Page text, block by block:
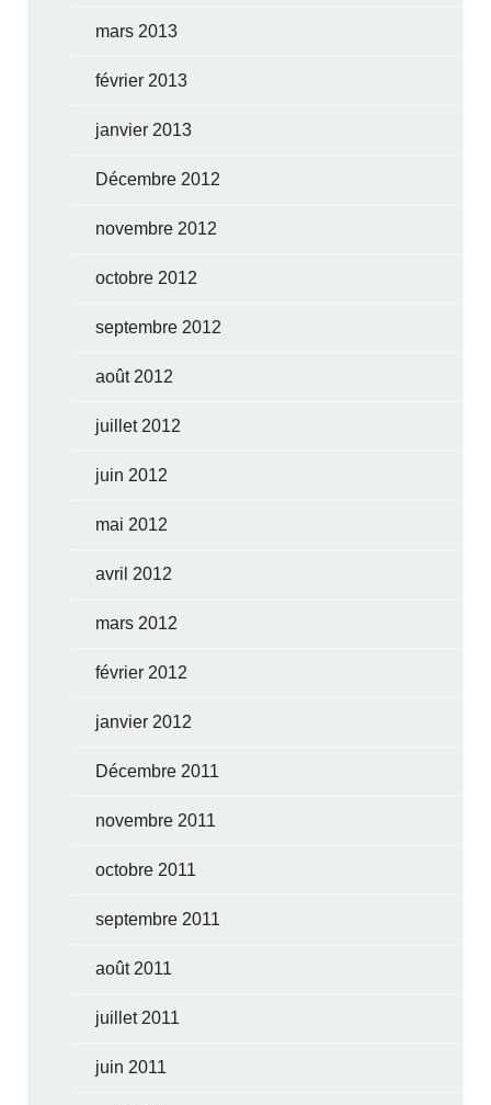
mars 2013
février 2013
janvier 2013
Décembre 2012
novembre 2012
octobre 2012
septembre 2012
août 2012
juillet 2012
juin 2012
mai 2012
avril 2012
mars 2012
février 2012
janvier 2012
Décembre 2011
novembre 2011
octobre 2011
septembre 2011
août 2011
juillet 2011
juin 2011